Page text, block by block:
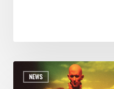
NEWS